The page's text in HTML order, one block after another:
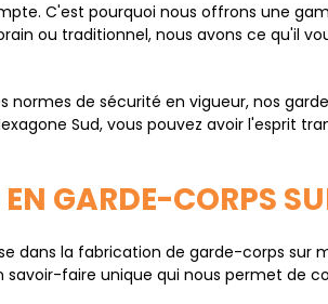
C'est pourquoi nous offrons une
ou traditionnel, nous avons ce qu'il
normes de sécurité en vigueur, nos
Sud, vous pouvez avoir l'esprit
GARDE-CORPS
dans la fabrication de garde-corps sur
faire unique qui nous permet de